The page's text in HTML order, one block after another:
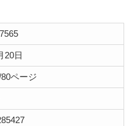
20日
ページ